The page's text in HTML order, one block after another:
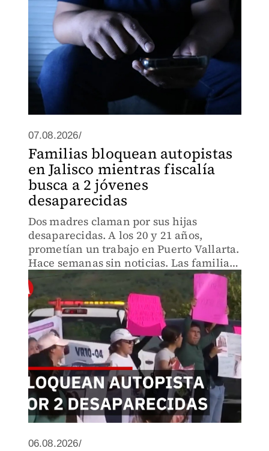
07.08.2026/
Familias bloquean autopistas
en Jalisco mientras fiscalía
busca a 2 jóvenes
desaparecidas
Dos madres claman por sus hijas
desaparecidas. A los 20 y 21 años,
prometían un trabajo en Puerto Vallarta.
Hace semanas sin noticias. Las familias
no desisten: bloquean autopistas, gritan
su dolor, exigen respuestas que la
autoridad aún no da
06.08.2026/